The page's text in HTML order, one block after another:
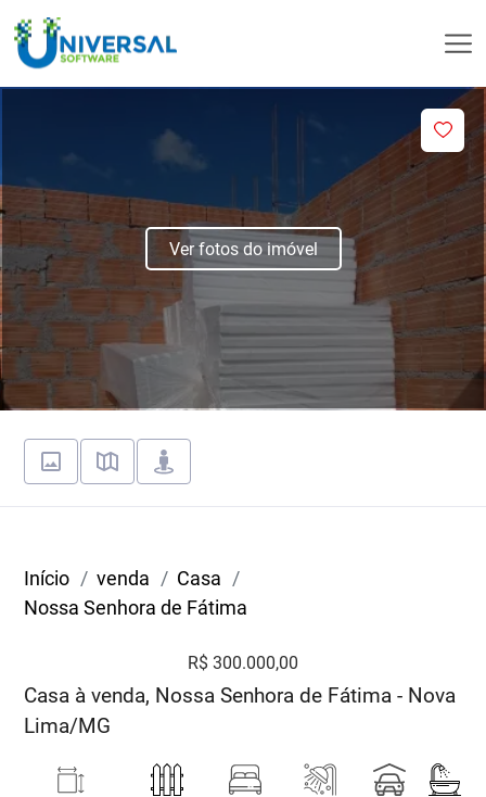
Ver fotos do imóvel
Início venda
Casa
Nossa Senhora de Fátima
R$ 300.000,00
Casa à venda, Nossa Senhora de Fátima - Nova
Lima/MG